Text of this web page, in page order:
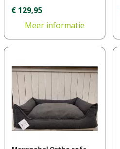
€ 129,95
Meer informatie